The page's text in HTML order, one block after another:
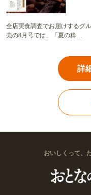
全店実食調査でお届けするグ
売の8月号では、「夏の粋…
詳
おいしくって、